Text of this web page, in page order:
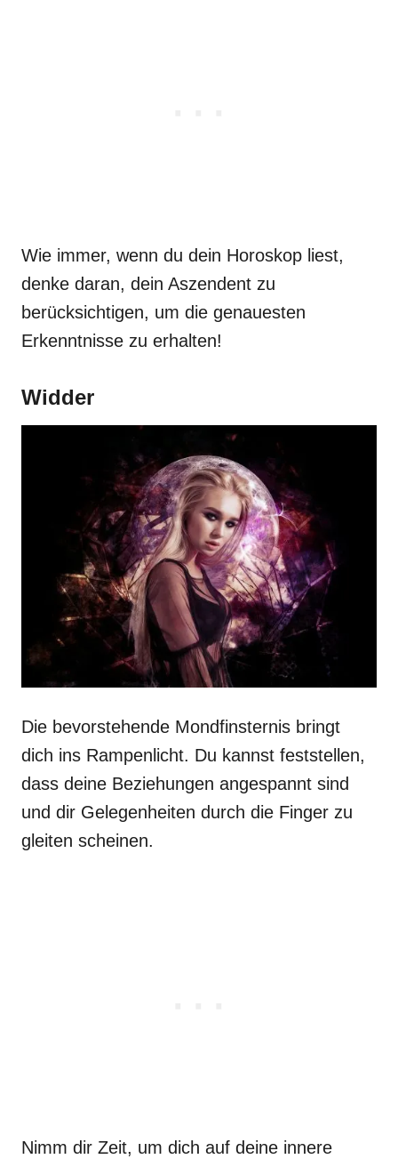
Wie immer, wenn du dein Horoskop liest,
denke daran, dein Aszendent zu
berücksichtigen, um die genauesten
Erkenntnisse zu erhalten!
Widder
Die bevorstehende Mondfinsternis bringt
dich ins Rampenlicht. Du kannst feststellen,
dass deine Beziehungen angespannt sind
und dir Gelegenheiten durch die Finger zu
gleiten scheinen.
Nimm dir Zeit, um dich auf deine innere